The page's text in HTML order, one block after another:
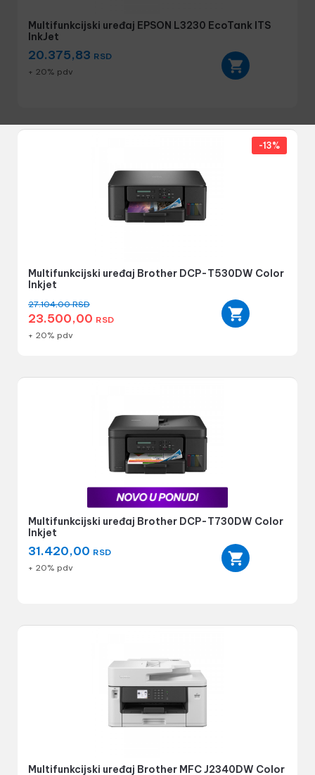
Multifunkcijski uređaj EPSON L3230 EcoTank ITS
InkJet
20.375,83 RSD
+ 20% pdv
Multifunkcijski uređaj Brother DCP-T530DW Color
Inkjet
27.104,00RSD
23.500,00 RSD
-13%
+ 20% pdv
Multifunkcijski uređaj Brother DCP-T730DW Color
Inkjet
31.420,00 RSD
+ 20% pdv
Multifunkcijski uređaj Brother MFC J2340DW Color